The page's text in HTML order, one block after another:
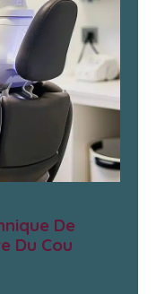
De
Du Cou